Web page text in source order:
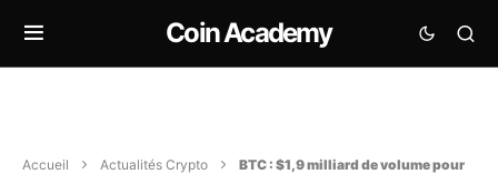
Coin Academy
Accueil Actualités Crypto
BTC : $1,9 milliard de volume pour